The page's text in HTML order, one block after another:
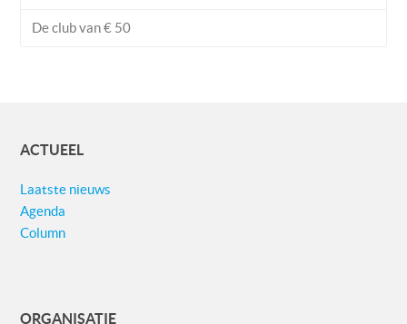
De club van € 50
ACTUEEL
Laatste nieuws
Agenda
Column
ORGANISATIE